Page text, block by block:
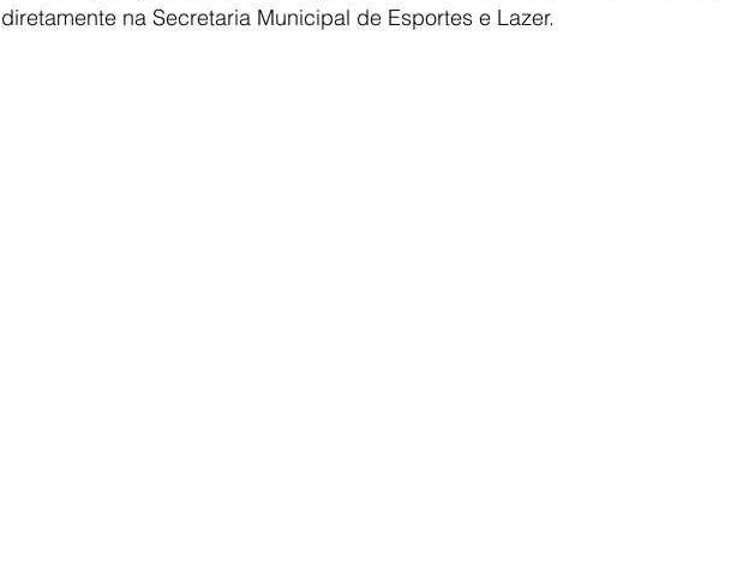
diretamente na Secretaria Municipal de Esportes e Lazer.